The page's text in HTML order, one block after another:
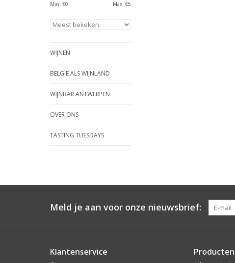
Min: €0 Max: €5
WIJNEN
BELGIË ALS WIJNLAND
WIJNBAR ANTWERPEN
OVER ONS
TASTING TUESDAYS
Meld je aan voor onze nieuwsbrief:
Klantenservice Producten